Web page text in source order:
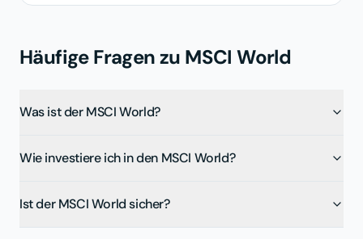
Häufige Fragen zu MSCI World
Was ist der MSCI World?
Wie investiere ich in den MSCI World?
Ist der MSCI World sicher?